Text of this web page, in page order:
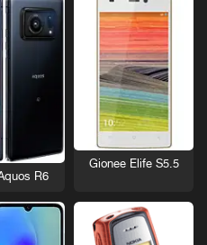
Gionee Elife S5.5
R6